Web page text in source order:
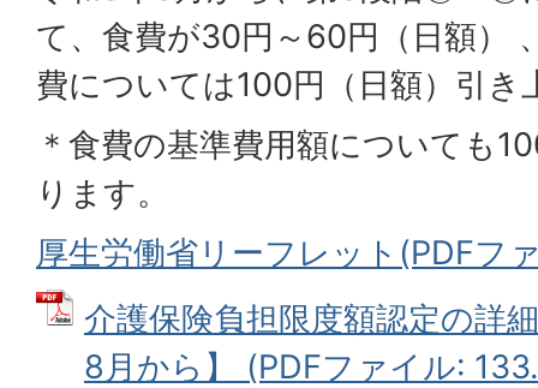
て、食費が30円～60円（日額）
費については100円（日額）引き
＊食費の基準費用額についても
ります。
厚生労働省リーフレット(PDFフ
介護保険負担限度額認定の詳
8月から】 (PDFファイル: